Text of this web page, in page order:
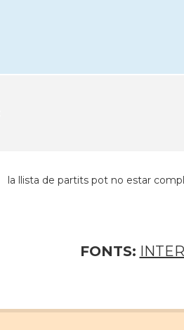
la llista de partits pot no estar
FONTS: